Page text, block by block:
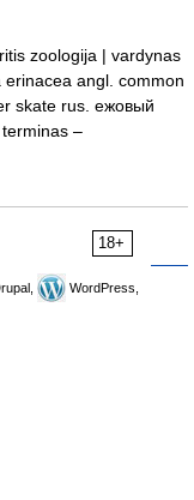
zoologija | vardynas
angl. common
skate rus. ежовый
terminas –
18+
WordPress,